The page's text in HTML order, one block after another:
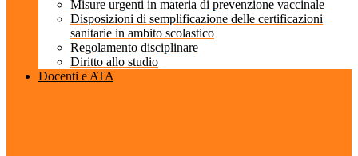
Misure urgenti in materia di prevenzione vaccinale
Disposizioni di semplificazione delle certificazioni
sanitarie in ambito scolastico
Regolamento disciplinare
Diritto allo studio
Docenti e ATA